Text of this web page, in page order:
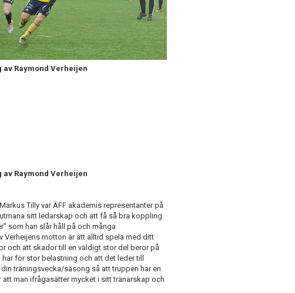
Raymond Verheijen
Raymond Verheijen
Tilly var ÄFF akademis representanter på
sitt ledarskap och att få så bra koppling
som han slår håll på och många
Verheijens motton är att alltid spela med ditt
och att skador till en väldigt stor del beror på
för stor belastning och att det leder till
träningsvecka/säsong så att truppen har en
man ifrågasätter mycket i sitt tränarskap och